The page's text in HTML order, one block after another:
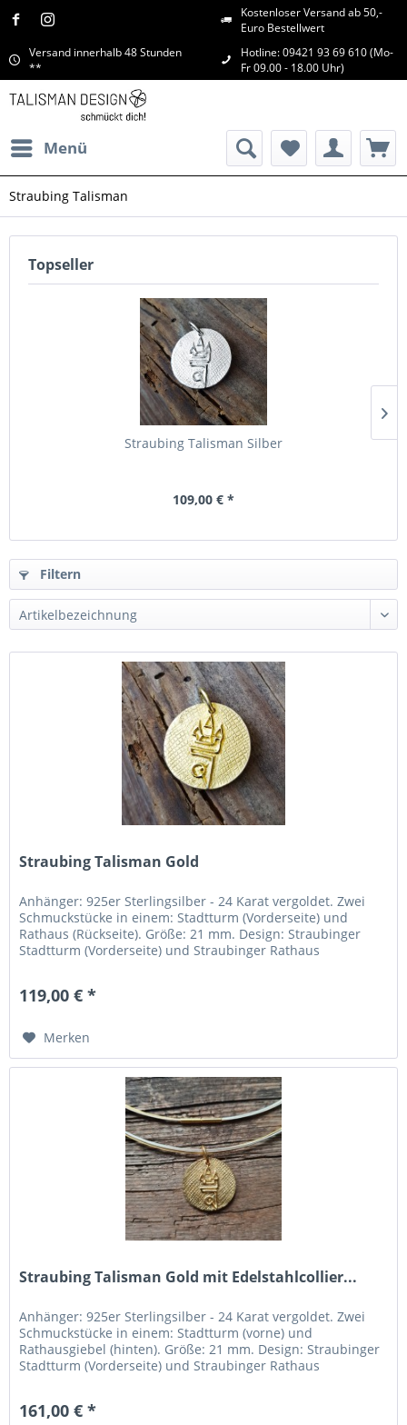
Kostenloser Versand ab 50,-
Euro Bestellwert
Versand innerhalb 48 Stunden
**
Hotline: 09421 93 69 610 (Mo-
Fr 09.00 - 18.00 Uhr)
Menü
Straubing Talisman
Topseller
Straubing Talisman Silber
109,00 € *
Filtern
Straubing Talisman Gold
Anhänger: 925er Sterlingsilber - 24 Karat vergoldet. Zwei
Schmuckstücke in einem: Stadtturm (Vorderseite) und
Rathaus (Rückseite). Größe: 21 mm. Design: Straubinger
Stadtturm (Vorderseite) und Straubinger Rathaus
(Deutschlands „Goldstadt“). Inklusive schönem...
119,00 € *
Merken
Straubing Talisman Gold mit Edelstahlcollier...
Anhänger: 925er Sterlingsilber - 24 Karat vergoldet. Zwei
Schmuckstücke in einem: Stadtturm (vorne) und
Rathausgiebel (hinten). Größe: 21 mm. Design: Straubinger
Stadtturm (Vorderseite) und Straubinger Rathaus
(Deutschlands „Goldstadt“). Kette: Elegantes...
161,00 € *